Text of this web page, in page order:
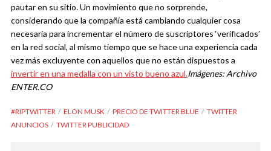
pautar en su sitio. Un movimiento que no sorprende,
considerando que la compañía está cambiando cualquier cosa
necesaria para incrementar el número de suscriptores ‘verificados’
en la red social, al mismo tiempo que se hace una experiencia cada
vez más excluyente con aquellos que no están dispuestos a
invertir en una medalla con un visto bueno azul.Imágenes: Archivo
ENTER.CO
#RIPTWITTER ELON MUSK PRECIO DE TWITTER BLUE
TWITTER
ANUNCIOS
TWITTER PUBLICIDAD